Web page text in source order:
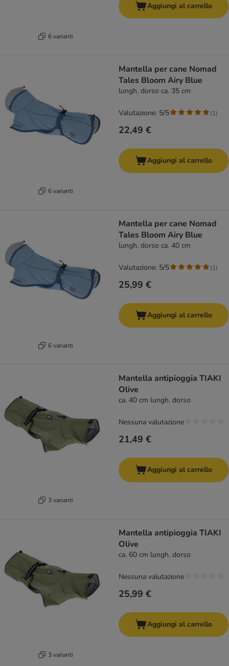
6 varianti
Aggiungi al carrello
6 varianti
Mantella per cane Nomad
Tales Bloom Airy Blue
lungh. dorso ca. 35 cm
22,49 €
Valutazione: 5/5 (1)
Aggiungi al carrello
6 varianti
Mantella per cane Nomad
Tales Bloom Airy Blue
lungh. dorso ca. 40 cm
25,99 €
Valutazione: 5/5 (1)
Aggiungi al carrello
3 varianti
Mantella antipioggia TIAKI
Olive
ca. 40 cm lungh. dorso
21,49 €
Nessuna valutazione
Aggiungi al carrello
3 varianti
Mantella antipioggia TIAKI
Olive
ca. 60 cm lungh. dorso
25,99 €
Nessuna valutazione
Aggiungi al carrello